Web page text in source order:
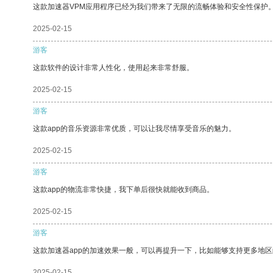
这款加速器VPM应用程序已经为我们带来了无限的流畅体验和安全性保护。
2025-02-15
游客
这款软件的设计非常人性化，使用起来非常舒服。
2025-02-15
游客
这款app的音乐资源非常优质，可以让我尽情享受音乐的魅力。
2025-02-15
游客
这款app的物流非常快捷，我下单后很快就能收到商品。
2025-02-15
游客
这款加速器app的加速效果一般，可以再提升一下，比如能够支持更多地区